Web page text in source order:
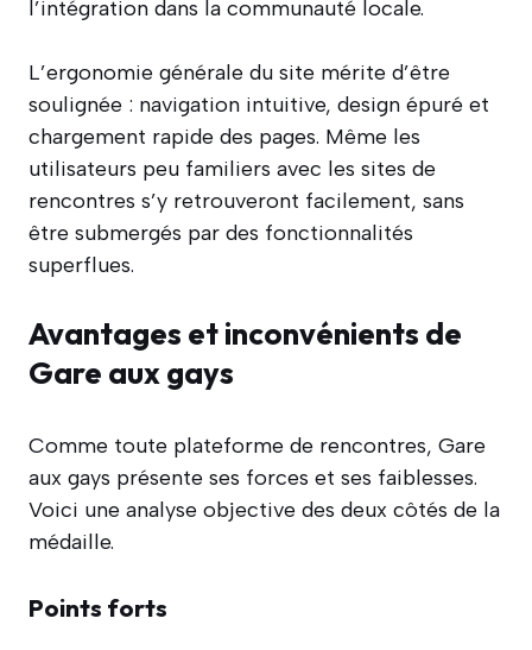
l’intégration dans la communauté locale.
L’ergonomie générale du site mérite d’être
soulignée : navigation intuitive, design épuré et
chargement rapide des pages. Même les
utilisateurs peu familiers avec les sites de
rencontres s’y retrouveront facilement, sans
être submergés par des fonctionnalités
superflues.
Avantages et inconvénients de
Gare aux gays
Comme toute plateforme de rencontres, Gare
aux gays présente ses forces et ses faiblesses.
Voici une analyse objective des deux côtés de la
médaille.
Points forts